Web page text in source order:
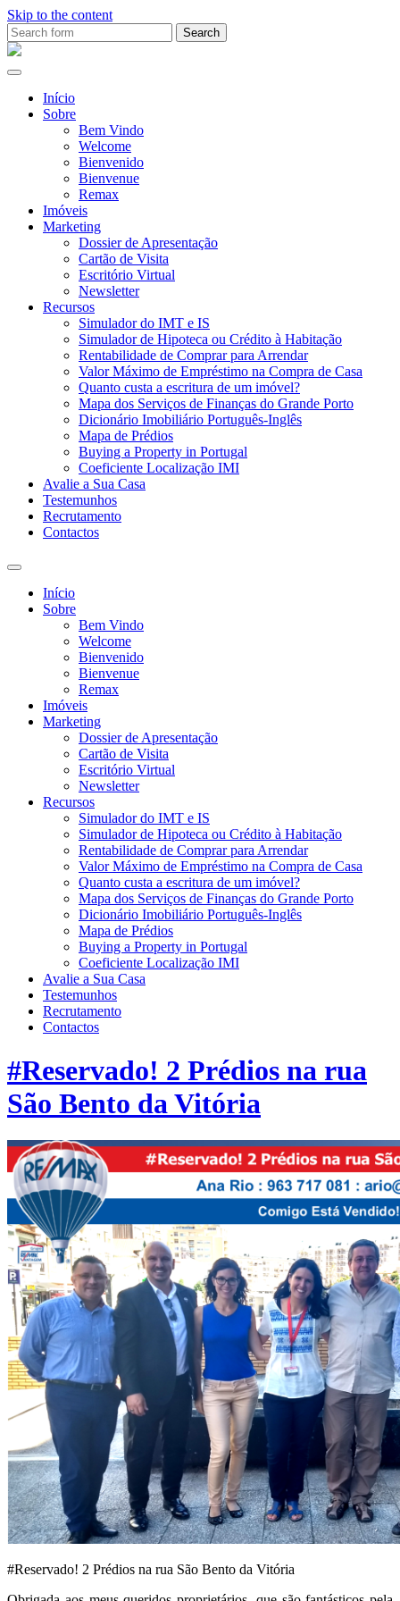
Skip to the content
Search
for:Ana
Início
Sobre
Bem Vindo
Welcome
Bienvenido
Bienvenue
Remax
Imóveis
Marketing
Dossier de Apresentação
Cartão de Visita
Escritório Virtual
Newsletter
Recursos
Simulador do IMT e IS
Simulador de Hipoteca ou Crédito à Habitação
Rentabilidade de Comprar para Arrendar
Valor Máximo de Empréstimo na Compra de Casa
Quanto custa a escritura de um imóvel?
Mapa dos Serviços de Finanças do Grande Porto
Dicionário Imobiliário Português-Inglês
Mapa de Prédios
Buying a Property in Portugal
Coeficiente Localização IMI
Avalie a Sua Casa
Testemunhos
Recrutamento
Contactos
Toggle
search
field
Início
Sobre
Bem Vindo
Welcome
Bienvenido
Bienvenue
Remax
Imóveis
Marketing
Dossier de Apresentação
Cartão de Visita
Escritório Virtual
Newsletter
Recursos
Simulador do IMT e IS
Simulador de Hipoteca ou Crédito à Habitação
Rentabilidade de Comprar para Arrendar
Valor Máximo de Empréstimo na Compra de Casa
Quanto custa a escritura de um imóvel?
Mapa dos Serviços de Finanças do Grande Porto
Dicionário Imobiliário Português-Inglês
Mapa de Prédios
Buying a Property in Portugal
Coeficiente Localização IMI
Avalie a Sua Casa
Testemunhos
Recrutamento
Contactos
#Reservado! 2 Prédios na rua
São Bento da Vitória
#Reservado! 2 Prédios na rua São Bento da Vitória